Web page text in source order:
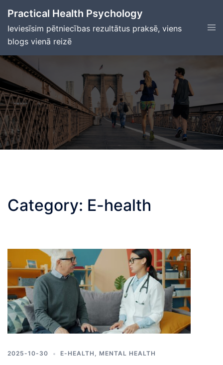
content
Practical Health Psychology
Ieviesīsim pētniecības rezultātus praksē, viens
blogs vienā reizē
Category: E-health
2025-10-30 E-HEALTH , MENTAL HEALTH